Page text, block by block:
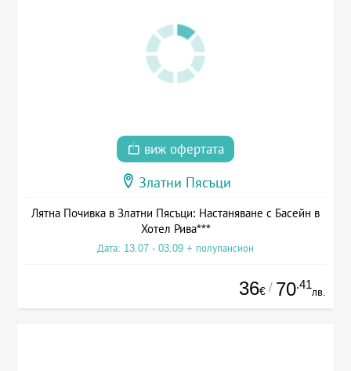
виж офертата
Златни Пясъци
Лятна Почивка в Златни Пясъци: Настаняване с Басейн в
Хотел Рива***
Дата: 13.07 - 03.09 + полупансион
36€ / 70.41
лв.